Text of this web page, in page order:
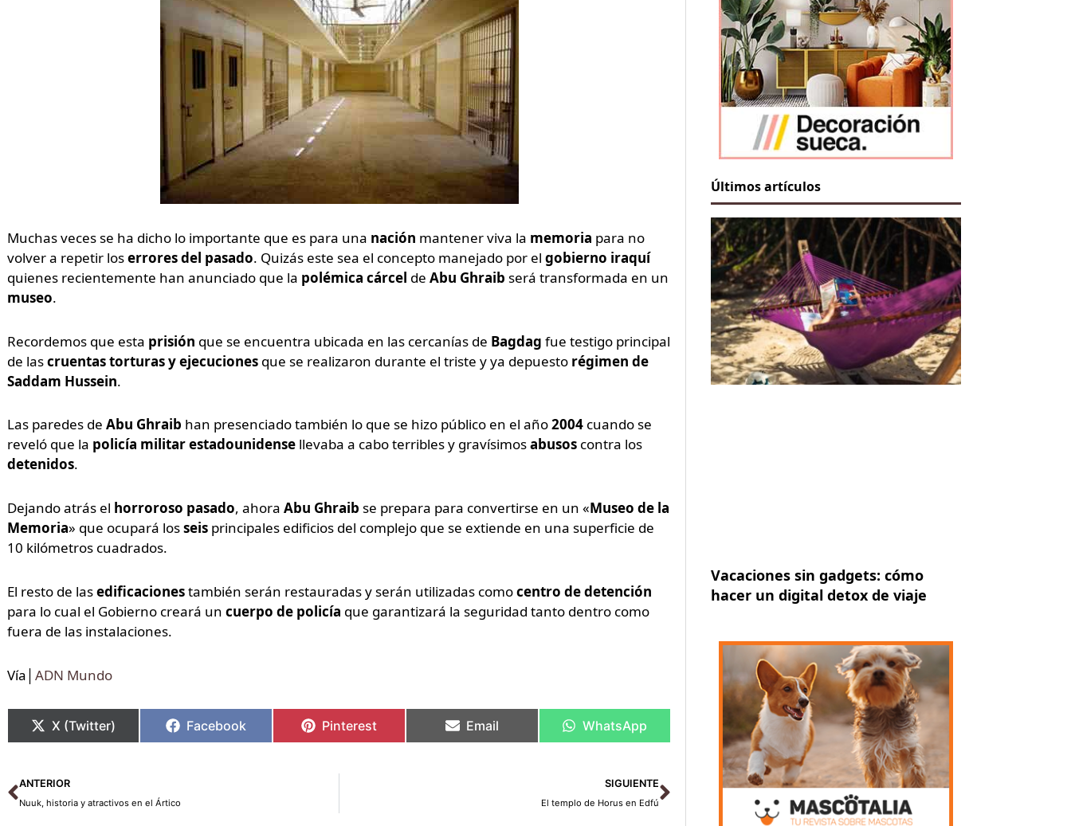
Muchas veces se ha dicho lo importante que es para una nación mantener viva la memoria para no
volver a repetir loserrores del pasado. Quizás este sea el concepto manejado por el gobierno iraquí
quienes recientemente han anunciado que la polémica cárcel de Abu Ghraib será transformada en un
museo.
Recordemos que esta prisión que se encuentra ubicada en las cercanías de Bagdag fue testigo principal
de lascruentas torturas y ejecucionesque se realizaron durante el triste y ya depuesto régimen de
Saddam Hussein.
Las paredes de Abu Ghraib han presenciado también lo que se hizo público en el año2004 cuando se
reveló que la policía militar estadounidensellevaba a cabo terribles y gravísimosabusos contra los
detenidos.
Dejando atrás el horroroso pasado, ahora Abu Ghraib se prepara para convertirse en un «Museo de la
Memoria» que ocupará losseis principales edificios del complejo que se extiende en una superficie de
10 kilómetros cuadrados.
El resto de lasedificacionestambién serán restauradas y serán utilizadas comocentro de detención
para lo cual el Gobierno creará un cuerpo de policía que garantizará la seguridad tanto dentro como
fuera de las instalaciones.
Vía│ ADN Mundo
X (Twitter) Facebook Pinterest Email WhatsApp
Ant
ANTERIOR
Nuuk, historia y atractivos en el Ártico
SIGUIENTE
El templo de Horus en Edfú
Siguiente
Últimos artículos
Vacaciones sin gadgets: cómo
hacer un digital detox de viaje